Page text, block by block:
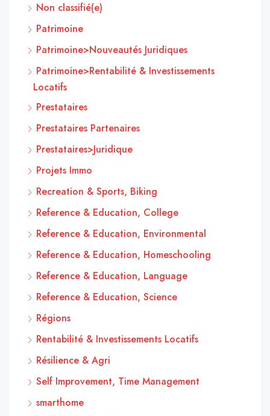
Non classifié(e)
Patrimoine
Patrimoine>Nouveautés Juridiques
Patrimoine>Rentabilité & Investissements
Locatifs
Prestataires
Prestataires Partenaires
Prestataires>Juridique
Projets Immo
Recreation & Sports, Biking
Reference & Education, College
Reference & Education, Environmental
Reference & Education, Homeschooling
Reference & Education, Language
Reference & Education, Science
Régions
Rentabilité & Investissements Locatifs
Résilience & Agri
Self Improvement, Time Management
smarthome